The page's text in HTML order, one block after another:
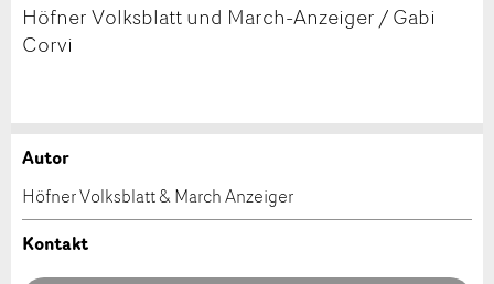
Höfner Volksblatt und March-Anzeiger / Gabi
Corvi
Anzeige beanstanden
Ihr Feedback wird sehr geschätzt!
Anzeige weiterempfehlen
Empfehlen Sie diese Anzeige an Freunde weiter.
Autor
Höfner Volksblatt & March Anzeiger
Kontakt